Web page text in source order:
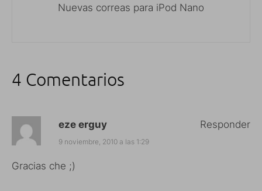
Nuevas correas para iPod Nano
4 Comentarios
eze erguy
9 noviembre, 2010 a las 1:29
Gracias che ;)
Responder